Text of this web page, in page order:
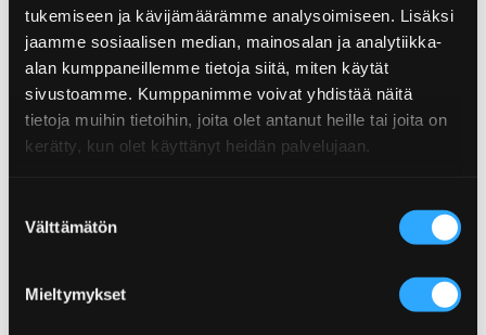
tukemiseen ja kävijämäärämme analysoimiseen. Lisäksi
jaamme sosiaalisen median, mainosalan ja analytiikka-
alan kumppaneillemme tietoja siitä, miten käytät
sivustoamme. Kumppanimme voivat yhdistää näitä
tietoja muihin tietoihin, joita olet antanut heille tai joita on
kerätty, kun olet käyttänyt heidän palvelujaan.
valinta
Välttämätön
Mieltymykset
TACOS-MAUSTESEKOITUS CLASSIC -CHILIKASTIKE